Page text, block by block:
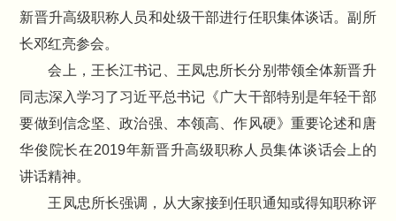
新晋升高级职称人员和处级干部进行任职集体谈话。副所
长邓红亮参会。
会上，王长江书记、王凤忠所长分别带领全体新晋升
同志深入学习了习近平总书记《广大干部特别是年轻干部
要做到信念坚、政治强、本领高、作风硬》重要论述和唐
华俊院长在2019年新晋升高级职称人员集体谈话会上的
讲话精神。
王凤忠所长强调，从大家接到任职通知或得知职称评